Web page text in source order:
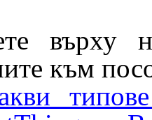
върху
към